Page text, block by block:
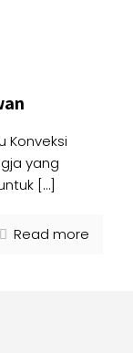
Konveksi
yang
[…]
Read more